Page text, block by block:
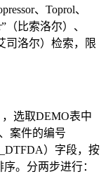
、Toprol、
（比索洛尔）、
司洛尔）检索，限
选取DEMO表中
案件的编号
）字段，按
。分两步进行：